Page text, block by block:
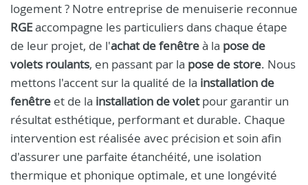
logement ? Notre entreprise de menuiserie reconnue
RGEaccompagne les particuliers dans chaque étape
de leur projet, de l'achat de fenêtreà la pose de
volets roulants, en passant par la pose de store. Nous
mettons l'accent sur la qualité de la installation de
fenêtre et de la installation de voletpour garantir un
résultat esthétique, performant et durable. Chaque
intervention est réalisée avec précision et soin afin
d'assurer une parfaite étanchéité, une isolation
thermique et phonique optimale, et une longévité